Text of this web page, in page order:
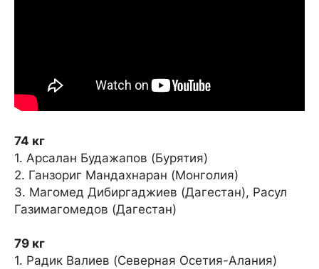
74 кг
1. Арсалан Будажапов (Бурятия)
2. Ганзориг Мандахнаран (Монголия)
3. Магомед Дибиргаджиев (Дагестан), Расул
Газимагомедов (Дагестан)
79 кг
1. Радик Валиев (Северная Осетия-Алания)